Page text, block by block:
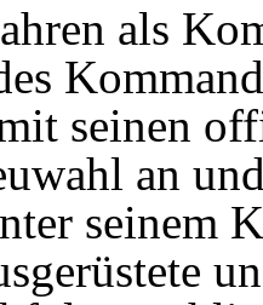
als
seinen
an
seinem